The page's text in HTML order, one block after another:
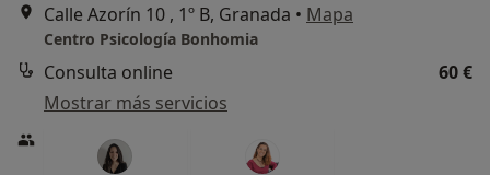
Calle Azorín 10 , 1º B, Granada • Mapa
Centro Psicología Bonhomia
Consulta online
60 €
Mostrar más servicios